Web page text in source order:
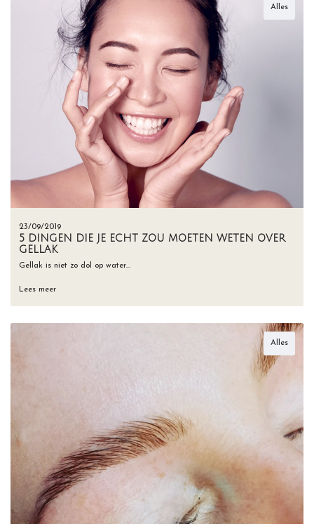
Alles
23/09/2019
5 DINGEN DIE JE ECHT ZOU MOETEN WETEN OVER
GELLAK
Gellak is niet zo dol op water…
Lees meer
Alles